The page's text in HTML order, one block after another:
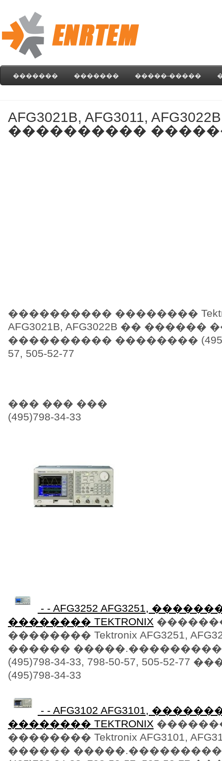
������� ������� �����-�����
AFG3021B, AFG3011, AFG3022B
����������
���������� ��������
AFG3021B, AFG3022B �� ������
���������� ��������
57, 505-52-77
��� ��� ���
(495)798-34-33
- - AFG3252 AFG3251,
�������� TEKTRONIX
�������� Tektronix AFG3251,
������
(495)798-34-33, 798-50-57, 505-52-
(495)798-34-33
- - AFG3102 AFG3101,
�������� TEKTRONIX
�������� Tektronix AFG3101,
������